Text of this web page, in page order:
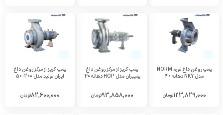
پمپ روغن داغ نورم NORM
مدل NKY دهانه 40
123,829,000تومان
پمپ گریز از مرکز روغن داغ
پمپیران مدل HOP دهانه 40
93,858,000تومان
پمپ گریز از مرکز روغن داغ
ایران تولید مدل 200-50
82,600,000تومان